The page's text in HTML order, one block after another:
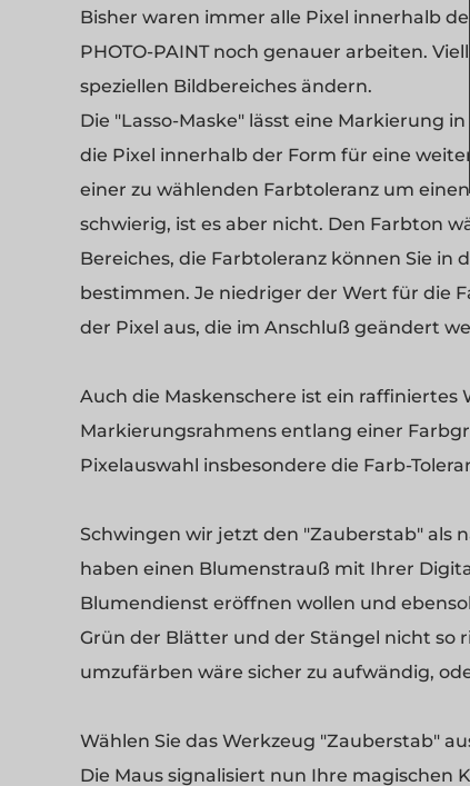
Bisher waren immer alle Pixel innerhalb
PHOTO-PAINT noch genauer arbeiten.
speziellen Bildbereiches ändern.
Die "Lasso-Maske" lässt eine Markierung
die Pixel innerhalb der Form für eine
einer zu wählenden Farbtoleranz um
schwierig, ist es aber nicht. Den Farbton
Bereiches, die Farbtoleranz können Sie in
bestimmen. Je niedriger der Wert für die
der Pixel aus, die im Anschluß geändert
Auch die Maskenschere ist ein raffiniertes
Markierungsrahmens entlang einer
Pixelauswahl insbesondere die Farb-
Schwingen wir jetzt den "Zauberstab" als
haben einen Blumenstrauß mit Ihrer
Blumendienst eröffnen wollen und
Grün der Blätter und der Stängel nicht so
umzufärben wäre sicher zu aufwändig,
Wählen Sie das Werkzeug "Zauberstab"
Die Maus signalisiert nun Ihre magischen